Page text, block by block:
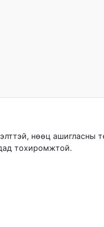
нөөц ашигласны
тохиромжтой.